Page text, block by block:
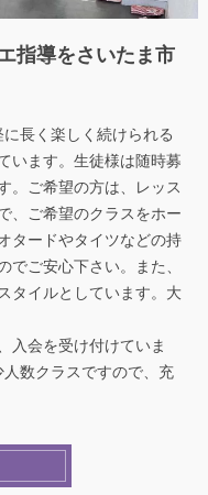
指導をさいたま市
長く楽しく続けられる
います。生徒様は随時募
。ご希望の方は、レッス
、ご希望のクラスをホー
タードやタイツなどの持
でご安心下さい。また、
タイルとしています。大
入会を受け付けていま
人数クラスですので、充